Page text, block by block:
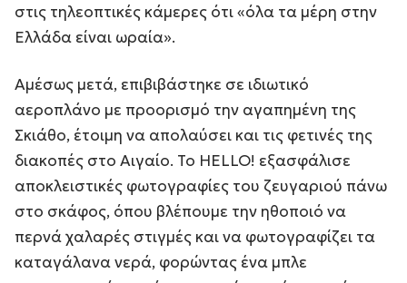
στις τηλεοπτικές κάμερες ότι «όλα τα μέρη στην
Ελλάδα είναι ωραία».
Αμέσως μετά, επιβιβάστηκε σε ιδιωτικό
αεροπλάνο με προορισμό την αγαπημένη της
Σκιάθο, έτοιμη να απολαύσει και τις φετινές της
διακοπές στο Αιγαίο. Το HELLO! εξασφάλισε
αποκλειστικές φωτογραφίες του ζευγαριού πάνω
στο σκάφος, όπου βλέπουμε την ηθοποιό να
περνά χαλαρές στιγμές και να φωτογραφίζει τα
καταγάλανα νερά, φορώντας ένα μπλε